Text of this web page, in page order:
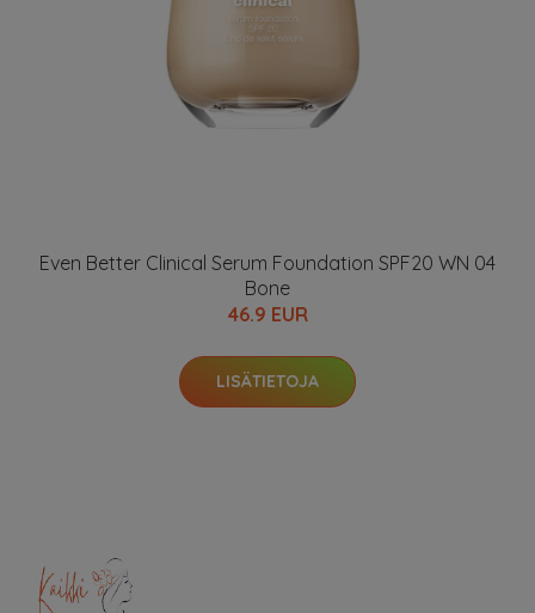
Even Better Clinical Serum Foundation SPF20 WN 04
Bone
46.9 EUR
LISÄTIETOJA